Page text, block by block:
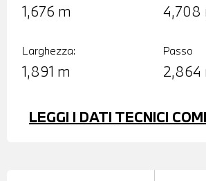
1,676 m 4,708
Larghezza:
1,891 m
Passo
2,864
LEGGI I DATI TECNICI